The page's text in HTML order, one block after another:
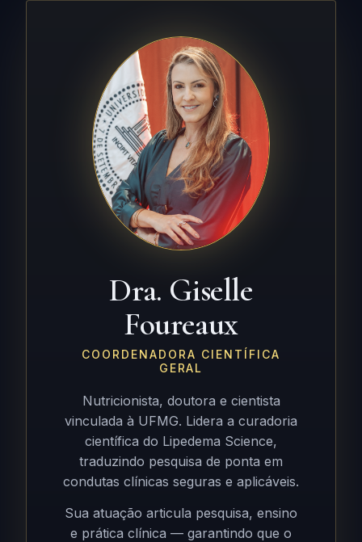
Dra. Giselle
Foureaux
COORDENADORA CIENTÍFICA
GERAL
Nutricionista, doutora e cientista
vinculada à UFMG. Lidera a curadoria
científica do Lipedema Science,
traduzindo pesquisa de ponta em
condutas clínicas seguras e aplicáveis.
Sua atuação articula pesquisa, ensino
e prática clínica — garantindo que o